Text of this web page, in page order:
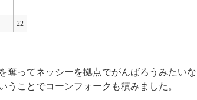
22
奪ってネッシーを拠点でがんばろうみたいな
ことでコーンフォークも積みました。